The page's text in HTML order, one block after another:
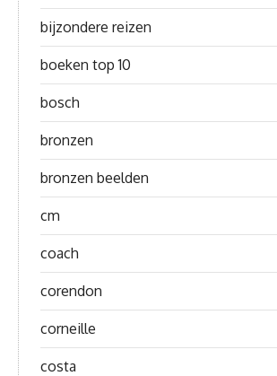
bijzondere reizen
boeken top 10
bosch
bronzen
bronzen beelden
cm
coach
corendon
corneille
costa